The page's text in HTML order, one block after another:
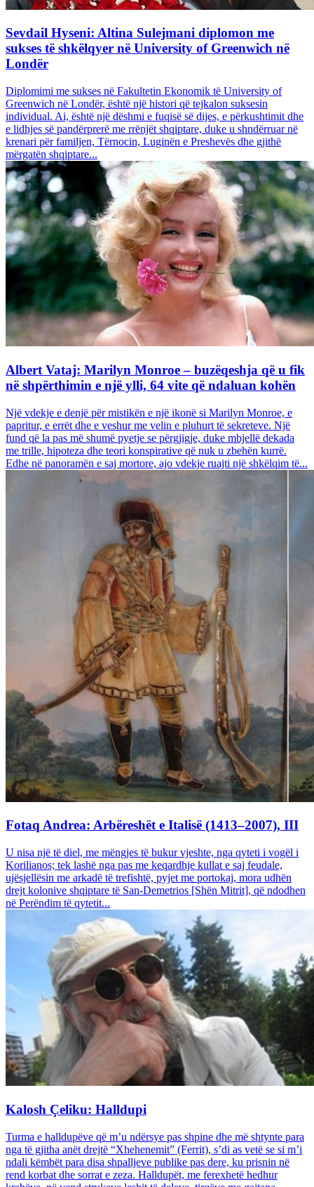
Sevdail Hyseni: Altina Sulejmani diplomon me
sukses të shkëlqyer në University of Greenwich në
Londër
Diplomimi me sukses në Fakultetin Ekonomik të University of
Greenwich në Londër, është një histori që tejkalon suksesin
individual. Ai, është një dëshmi e fuqisë së dijes, e përkushtimit dhe
e lidhjes së pandërprerë me rrënjët shqiptare, duke u shndërruar në
krenari për familjen, Tërnocin, Luginën e Preshevës dhe gjithë
mërgatën shqiptare...
Albert Vataj: Marilyn Monroe – buzëqeshja që u fik
në shpërthimin e një ylli, 64 vite që ndaluan kohën
Një vdekje e denjë për mistikën e një ikonë si Marilyn Monroe, e
papritur, e errët dhe e veshur me velin e pluhurt të sekreteve. Një
fund që la pas më shumë pyetje se përgjigje, duke mbjellë dekada
me trille, hipoteza dhe teori konspirative që nuk u zbehën kurrë.
Edhe në panoramën e saj mortore, ajo vdekje ruajti një shkëlqim të...
Fotaq Andrea: Arbëreshët e Italisë (1413–2007), III
U nisa një të diel, me mëngjes të bukur vjeshte, nga qyteti i vogël i
Korilianos; tek lashë nga pas me keqardhje kullat e saj feudale,
ujësjellësin me arkadë të trefishtë, pyjet me portokaj, mora udhën
drejt kolonive shqiptare të San-Demetrios [Shën Mitrit], që ndodhen
në Perëndim të qytetit...
Kalosh Çeliku: Halldupi
Turma e halldupëve që m’u ndërsye pas shpine dhe më shtynte para
nga të gjitha anët drejtë “Xhehenemit” (Ferrit), s’di as vetë se si m’i
ndali këmbët para disa shpalljeve publike pas dere, ku prisnin në
rend korbat dhe sorrat e zeza. Halldupët, me ferexhetë hedhur